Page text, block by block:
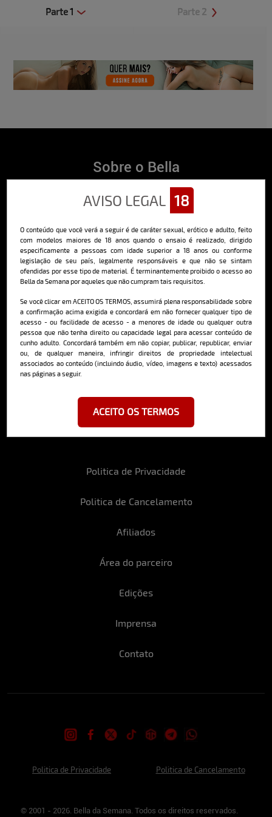
Parte 1 Parte 2
AVISO LEGAL 18
O conteúdo que você verá a seguir é de caráter sexual, erótico e adulto, feito
com modelos maiores de 18 anos quando o ensaio é realizado, dirigido
especificamente a pessoas com idade superior a 18 anos ou conforme
legislação de seu país, legalmente responsáveis e que não se sintam
ofendidas por esse tipo de material. É terminantemente proibido o acesso ao
Bella da Semana por aqueles que não cumpram tais requisitos.
Se você clicar em ACEITO OS TERMOS, assumirá plena responsabilidade sobre
a confirmação acima exigida e concordará em não fornecer qualquer tipo de
acesso - ou facilidade de acesso - a menores de idade ou qualquer outra
pessoa que não tenha direito ou capacidade legal para acessar conteúdo de
cunho adulto. Concordará também em não copiar, publicar, republicar, enviar
ou, de qualquer maneira, infringir direitos de propriedade intelectual
associados ao conteúdo (incluindo áudio, vídeo, imagens e texto) acessados
nas páginas a seguir.
ACEITO OS TERMOS
Sobre o Bella
O Bella da Semana é a maior e mais longeva revista masculina digital
do Brasil, com ensaios fotográficos e vídeos exclusivos de alta
qualidade, além de conteúdo editorial sobre saúde, esportes, moda,
Saiba mais
Politica de Privacidade
Politica de Cancelamento
Afiliados
Área do parceiro
Edições
Imprensa
Contato
Cadastre-se e receba a mais
deliciosa newsletter da internet
Ao se cadastrar, você concorda em receber emails da Bella da Semana
Politica de Privacidade Politica de Cancelamento
© 2001 - 2026. Bella da Semana. Todos os direitos reservados.